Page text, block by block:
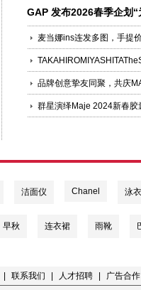
GAP 发布2026春季企划
性的自我表达和成长
群星演绎Maje 2024新春胶
洁面仪 Chanel 泳衣
早秋 连衣裙 雨靴
联系我们 人才招聘 广告合作